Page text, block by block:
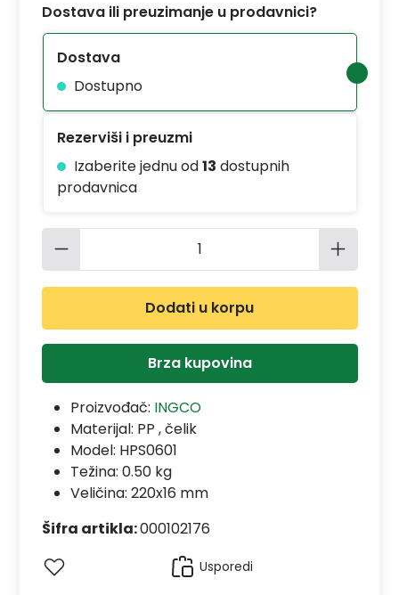
Dostava ili preuzimanje u prodavnici?
Dostava
Dostupno
Rezerviši i preuzmi
Izaberite jednu od13 dostupnih
prodavnica
Količina proizvoda: Unesite
Dodati u korpu
Brza kupovina
Proizvođač: INGCO
Materijal: PP , čelik
Model: HPS0601
Težina: 0.50 kg
Veličina: 220x16 mm
Šifra artikla:000102176
Usporedi